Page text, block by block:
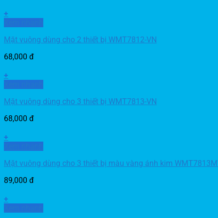
+
Mặt vuông dùng cho 2 thiết bị WMT7812-VN
68,000 đ
+
Mặt vuông dùng cho 3 thiết bị WMT7813-VN
68,000 đ
+
Mặt vuông dùng cho 3 thiết bị màu vàng ánh kim
89,000 đ
+